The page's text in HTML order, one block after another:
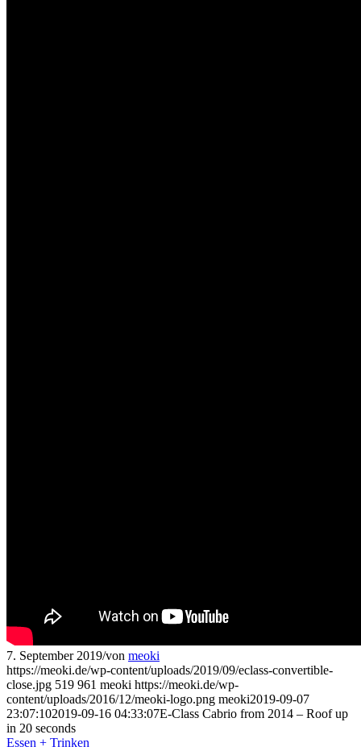
7. September 2019/von meoki
https://meoki.de/wp-content/uploads/2019/09/eclass-convertible-
close.jpg 519 961 meoki https://meoki.de/wp-
content/uploads/2016/12/meoki-logo.png meoki2019-09-07
23:07:102019-09-16 04:33:07E-Class Cabrio from 2014 – Roof up
in 20 seconds
Essen + Trinken